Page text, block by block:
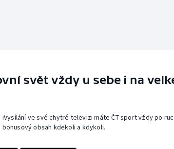
svět vždy u sebe i na
iVysílání ve své chytré televizi máte ČT sport vždy po
obsah kdekoli a kdykoli.